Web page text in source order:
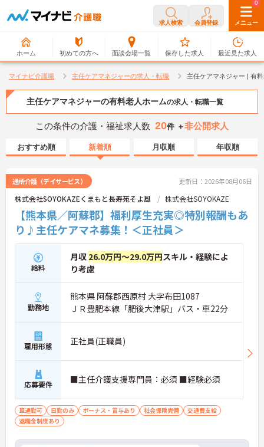
求人検索 会員登録 メニュー
ホーム 初めての方へ 面談会場一覧
0
保存した求人
0
最近見た求人
マイナビ介護職 主任ケアマネジャーの求人・転職 主任ケアマネジャー | 有
主任ケアマネジャーの有料老人ホームの求人・転職一覧
この条件の介護・福祉求人数 20件 ＋非公開求人
おすすめ順 新着順 月収順 年収順
通所介護（デイサービス） 更新日：2026年08月06日
株式会社SOYOKAZEくまもと長寿苑そよ風 株式会社SOYOKAZE
【熊本県／阿蘇郡】福利厚生充実◎特別報酬もあ
り♪主任ケアマネ募集！＜正社員＞
給料
月収 26.0万円～29.0万円スキル・経験によ
り考慮
勤務地
熊本県 阿蘇郡西原村 大字布田1087
ＪＲ豊肥本線「肥後大津駅」バス・車22分
雇用形態 正社員(正職員)
応募要件 ■主任介護支援専門員：必須 ■経験必須
車通勤可 日勤のみ ボーナス・賞与あり 社会保険完備
交通費支給
退職金制度あり